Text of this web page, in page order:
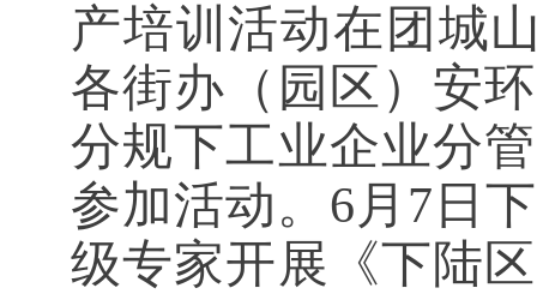
产培训活动在团城
各街办（园区）安
分规下工业企业分
参加活动。6月7日
级专家开展《下陆